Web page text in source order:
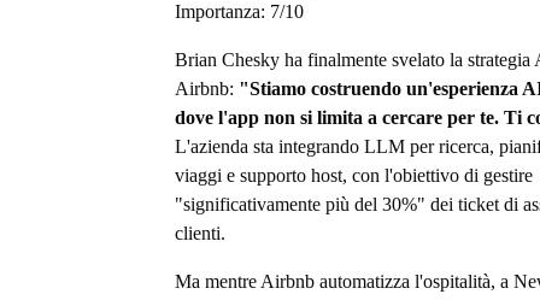
Importanza: 7/10
Brian Chesky ha finalmente svelato la strategia
Airbnb: "Stiamo costruendo un'esperienza
dove l'app non si limita a cercare per te. Ti
L'azienda sta integrando LLM per ricerca,
viaggi e supporto host, con l'obiettivo di gestire
"significativamente più del 30%" dei ticket di
clienti.
Ma mentre Airbnb automatizza l'ospitalità, a